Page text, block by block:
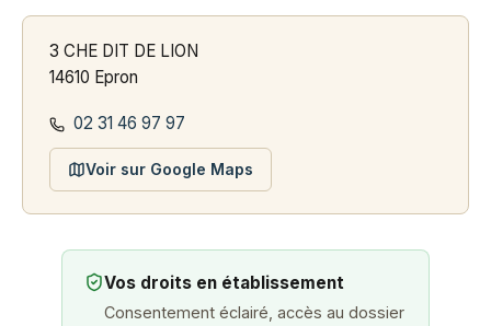
3 CHE DIT DE LION
14610 Epron
02 31 46 97 97
Voir sur Google Maps
Vos droits en établissement
Consentement éclairé, accès au dossier